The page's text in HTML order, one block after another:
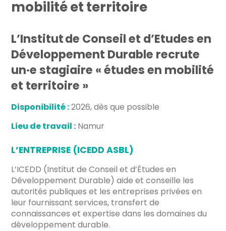
mobilité et territoire
L’Institut de Conseil et d’Etudes en
Développement Durable recrute
un·estagiaire « études en mobilité
et territoire »
Disponibilité :2026, dès que possible
Lieu de travail : Namur
L’ENTREPRISE (ICEDD ASBL)
L’ICEDD (Institut de Conseil et d’Études en
Développement Durable) aide et conseille les
autorités publiques et les entreprises privées en
leur fournissant services, transfert de
connaissances et expertise dans les domaines du
développement durable.